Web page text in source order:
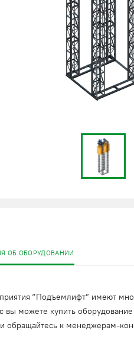
ОБ ОБОРУДОВАНИИ
“Подъемлифт” имеют
вы можете купить
обращайтесь к менеджерам-